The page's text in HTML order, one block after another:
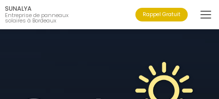
Aller
au
contenu
principal
SUNALYA
Entreprise de panneaux
solaires à Bordeaux
Rappel Gratuit